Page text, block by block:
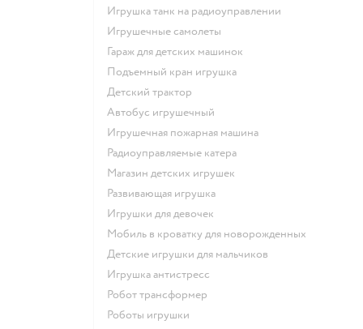
Игрушка танк на радиоуправлении
Игрушечные самолеты
Гараж для детских машинок
Подъемный кран игрушка
Детский трактор
Автобус игрушечный
Игрушечная пожарная машина
Радиоуправляемые катера
Магазин детских игрушек
Развивающая игрушка
Игрушки для девочек
Мобиль в кроватку для новорожденных
Детские игрушки для мальчиков
Игрушка антистресс
Робот трансформер
Роботы игрушки